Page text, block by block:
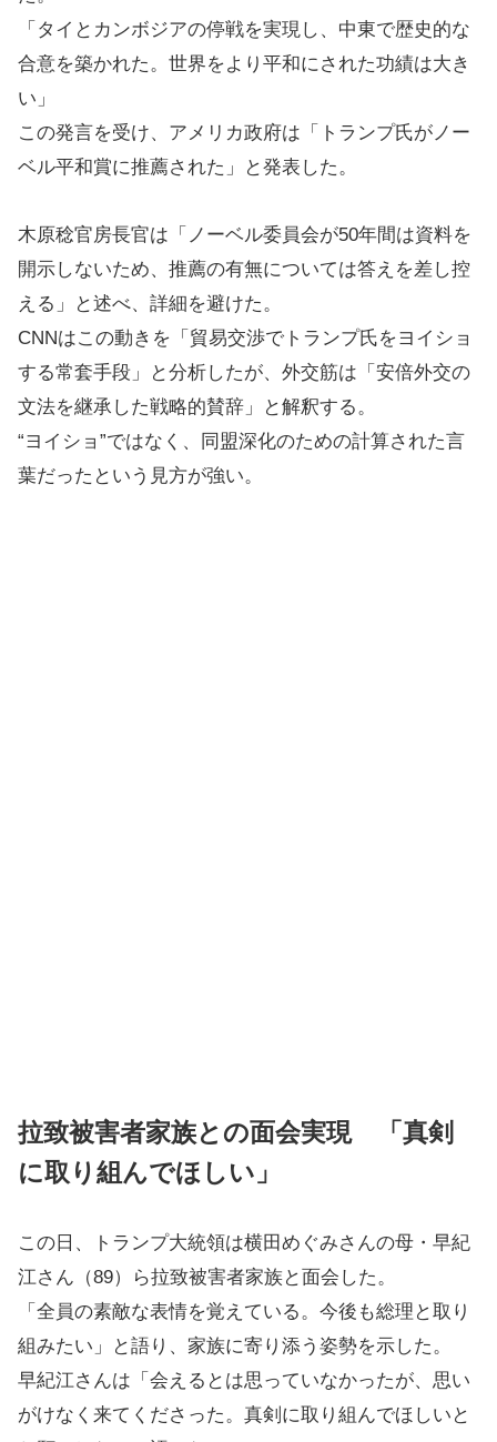
「タイとカンボジアの停戦を実現し、中東で歴史的な
合意を築かれた。世界をより平和にされた功績は大き
い」
この発言を受け、アメリカ政府は「トランプ氏がノー
ベル平和賞に推薦された」と発表した。
木原稔官房長官は「ノーベル委員会が50年間は資料を
開示しないため、推薦の有無については答えを差し控
える」と述べ、詳細を避けた。
CNNはこの動きを「貿易交渉でトランプ氏をヨイショ
する常套手段」と分析したが、外交筋は「安倍外交の
文法を継承した戦略的賛辞」と解釈する。
“ヨイショ”ではなく、同盟深化のための計算された言
葉だったという見方が強い。
拉致被害者家族との面会実現 「真剣
に取り組んでほしい」
この日、トランプ大統領は横田めぐみさんの母・早紀
江さん（89）ら拉致被害者家族と面会した。
「全員の素敵な表情を覚えている。今後も総理と取り
組みたい」と語り、家族に寄り添う姿勢を示した。
早紀江さんは「会えるとは思っていなかったが、思い
がけなく来てくださった。真剣に取り組んでほしいと